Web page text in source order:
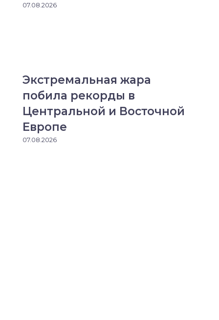
07.08.2026
Экстремальная жара
побила рекорды в
Центральной и Восточной
Европе
07.08.2026